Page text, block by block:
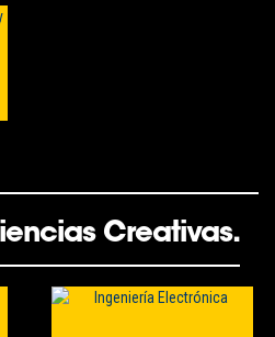
Creativas.